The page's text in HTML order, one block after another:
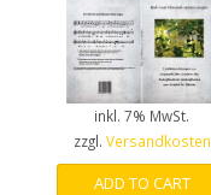
inkl. 7% MwSt.
zzgl. Versandkosten
ADD TO CART